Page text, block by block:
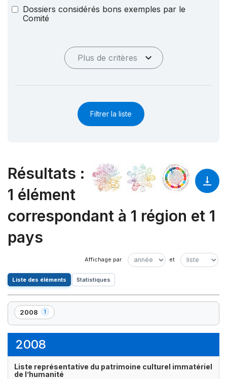
Dossiers considérés bons exemples par le
Comité
Plus de critères
Filtrer la liste
Résultats :
1 élément
correspondant à 1 région et 1
pays
Liste des éléments Statistiques
2008 1
,
1
2008
Liste représentative du patrimoine culturel immatériel
de l’humanité